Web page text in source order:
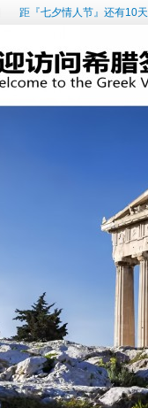
距『七夕情人节』还有10天